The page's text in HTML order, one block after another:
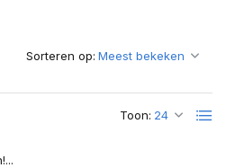
Toon:
Sorteren op: